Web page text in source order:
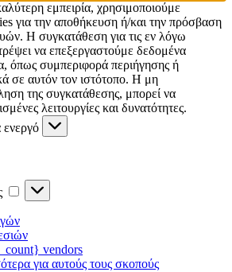
εμπειρία, χρησιμοποιούμε
για την αποθήκευση ή/και την πρόσβαση
Η συγκατάθεση για τις εν λόγω
να επεξεργαστούμε δεδομένα
όπως συμπεριφορά περιήγησης ή
σε αυτόν τον ιστότοπο. Η μη
της συγκατάθεσης, μπορεί να
λειτουργίες και δυνατότητες.
Εμπορικής
Προώθησης
vendors
για αυτούς τους σκοπούς